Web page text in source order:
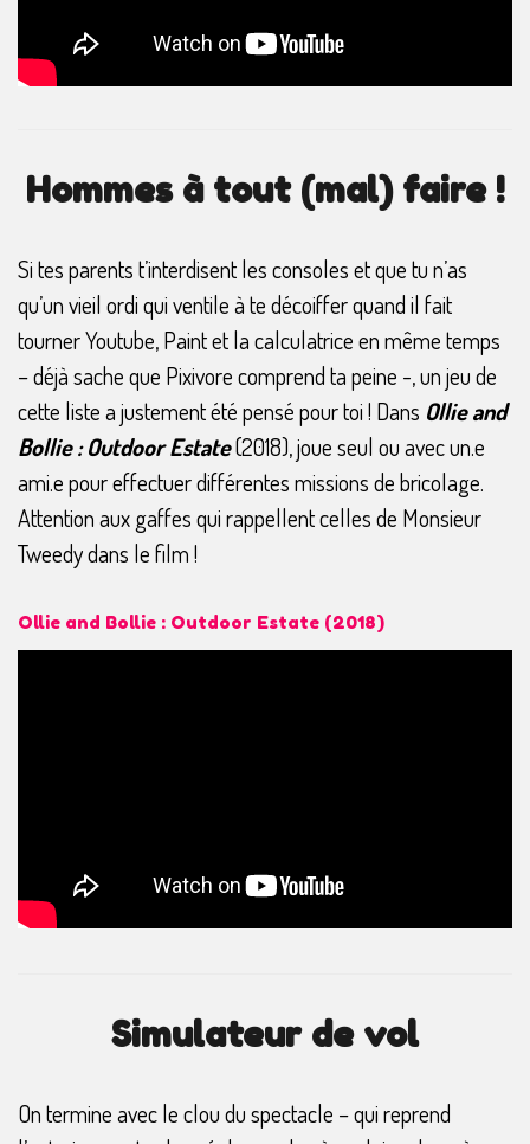
Hommes à tout (mal) faire !
Si tes parents t’interdisent les consoles et que tu n’as
qu’un vieil ordi qui ventile à te décoiffer quand il fait
tourner Youtube, Paint et la calculatrice en même temps
– déjà sache que Pixivore comprend ta peine -, un jeu de
cette liste a justement été pensé pour toi ! Dans Ollie and
Bollie : Outdoor Estate(2018), joue seul ou avec un.e
ami.e pour effectuer différentes missions de bricolage.
Attention aux gaffes qui rappellent celles de Monsieur
Tweedy dans le film !
Ollie and Bollie : Outdoor Estate (2018)
Simulateur de vol
On termine avec le clou du spectacle – qui reprend